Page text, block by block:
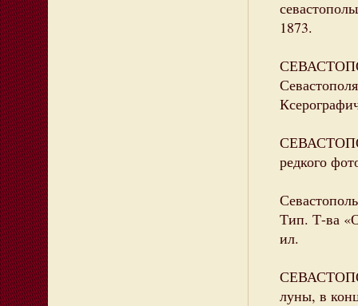
1873.
редкого
Тип. Т-ва
ил.
луны, в